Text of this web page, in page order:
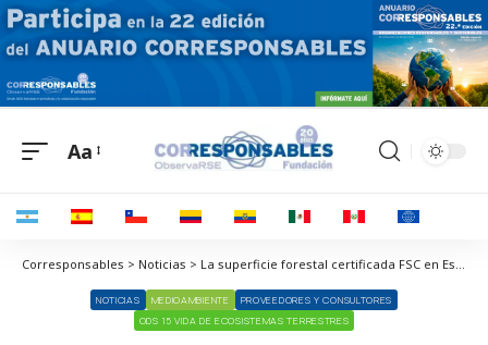
Aa
Corresponsables > Noticias > La superficie forestal certificada FSC en España ha incrementado un 39% en 2022
NOTICIAS MEDIOAMBIENTE
PROVEEDORES Y CONSULTORES
ODS 15 VIDA DE ECOSISTEMAS TERRESTRES